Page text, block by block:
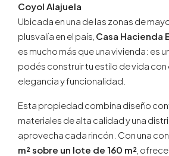
Coyol Alajuela
Ubicada en una de las zonas de
plusvalía en el país, Casa Hacienda
es mucho más que una vivienda: es
podés construir tu estilo de vida
elegancia y funcionalidad.
Esta propiedad combina diseño
materiales de alta calidad y una
aprovecha cada rincón. Con una
m² sobre un lote de 160 m² ,